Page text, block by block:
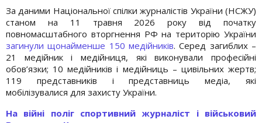
За даними Національної спілки журналістів України (НСЖУ)
станом на 11 травня 2026 року від початку
повномасштабного вторгнення РФ на територію України
загинули щонайменше 150 медійників. Серед загиблих –
21 медійник і медійниця, які виконували професійні
обов’язки; 10 медійників і медійниць – цивільних жертв;
119 представників і представниць медіа, які
мобілізувалися для захисту України.
На війні поліг спортивний журналіст і військовий